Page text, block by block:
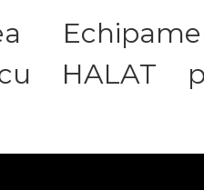
HALAT